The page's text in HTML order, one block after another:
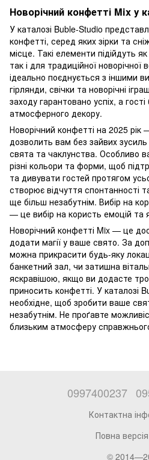
Новорічний конфетті Mix у
У каталозі Buble-Studio
конфетті, серед яких зірки та
місце. Такі елементи підійдуть
так і для традиційної новорічної
ідеально поєднується з іншими
гірлянди, свічки та новорічні
заходу гарантовано успіх, а гості
атмосферного декору.
Новорічний конфетті на 2025
дозволить вам без зайвих
свята та чаклунства. Особливо
різні кольори та форми, щоб
та дивувати гостей протягом
створює відчуття спонтанності
ще більш незабутнім. Вибір на
— це вибір на користь емоцій та
Новорічний конфетті Mix — це
додати магії у ваше свято. За
можна прикрасити будь-яку
банкетний зал, чи затишна
яскравішою, якщо ви додасте
приносить конфетті. У каталозі
необхідне, щоб зробити ваше
незабутнім. Не проґавте
близьким атмосферу
0997400237
Контактна
Повна
©